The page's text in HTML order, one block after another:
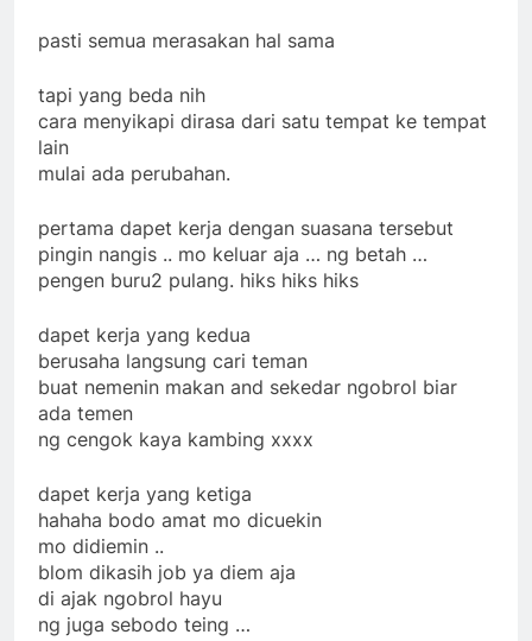
pasti semua merasakan hal sama
tapi yang beda nih
cara menyikapi dirasa dari satu tempat ke tempat
lain
mulai ada perubahan.
pertama dapet kerja dengan suasana tersebut
pingin nangis .. mo keluar aja … ng betah …
pengen buru2 pulang. hiks hiks hiks
dapet kerja yang kedua
berusaha langsung cari teman
buat nemenin makan and sekedar ngobrol biar
ada temen
ng cengok kaya kambing xxxx
dapet kerja yang ketiga
hahaha bodo amat mo dicuekin
mo didiemin ..
blom dikasih job ya diem aja
di ajak ngobrol hayu
ng juga sebodo teing …